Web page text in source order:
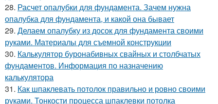
28. Расчет опалубки для фундамента. Зачем нужна
опалубка для фундамента, и какой она бывает
29. Делаем опалубку из досок для фундамента своими
руками. Материалы для съемной конструкции
30. Калькулятор буронабивных свайных и столбчатых
фундаментов. Информация по назначению
калькулятора
31. Как шпаклевать потолок правильно и ровно своими
руками. Тонкости процесса шпаклевки потолка